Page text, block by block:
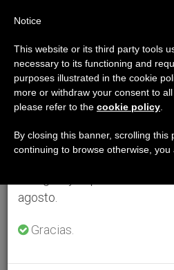
Aviso importante
Del 27 de julio al 7 de
anual, aprovechando que en
se generan menos
agosto.
Gracias.
Notice
This website or its third party tools
necessary to its functioning and
purposes illustrated in the cookie
more or withdraw your consent to
please refer to the cookie policy
By closing this banner, scrolling this
continuing to browse otherwise, you